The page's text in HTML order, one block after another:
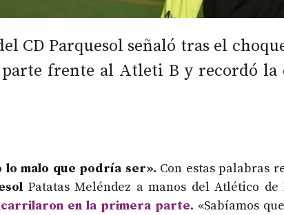
CD Parquesol señaló tras el
parte frente al Atleti B y recordó la
lo malo que podría ser». Con estas palabras
Patatas Meléndez a manos del Atlético
en la primera parte. «Sabíamos